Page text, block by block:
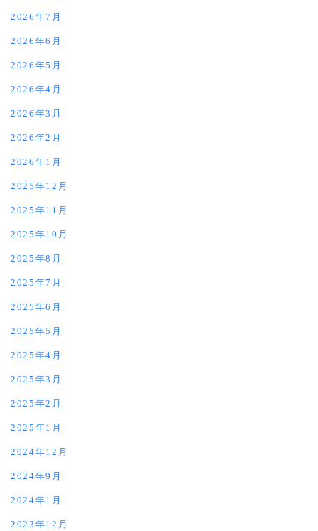
2026年7月
2026年6月
2026年5月
2026年4月
2026年3月
2026年2月
2026年1月
2025年12月
2025年11月
2025年10月
2025年8月
2025年7月
2025年6月
2025年5月
2025年4月
2025年3月
2025年2月
2025年1月
2024年12月
2024年9月
2024年1月
2023年12月